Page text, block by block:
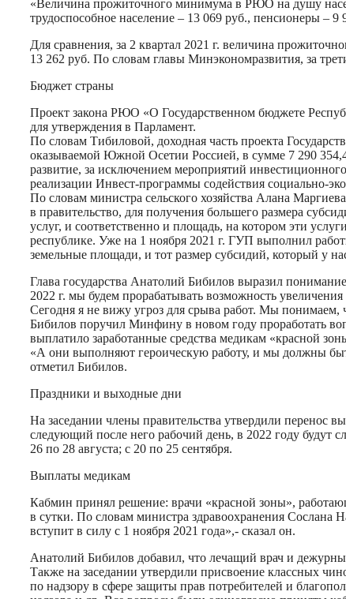
«Величина прожиточного минимума в РЮО на душу
трудоспособное население – 13 069 руб., пенсионеры –
Для сравнения, за 2 квартал 2021 г. величина
13 262 руб. По словам главы Минэкономразвития, за
Бюджет страны
Проект закона РЮО «О Государственном бюджете
для утверждения в Парламент.
По словам Тибиловой, доходная часть проекта
оказываемой Южной Осетии Россией, в сумме 7 290
развитие, за исключением мероприятий
реализации Инвест-программы содействия социально-
По словам министра сельского хозяйства Алана
в правительство, для получения большего размера
услуг, и соответственно и площадь, на котором эти
республике. Уже на 1 ноября 2021 г. ГУП выполнил
земельные площади, и тот размер субсидий, который у
Глава государства Анатолий Бибилов выразил
2022 г. мы будем прорабатывать возможность
Сегодня я не вижу угроз для срыва работ. Мы понимаем,
Бибилов поручил Минфину в новом году проработать
выплатило заработанные средства медикам «красной
«А они выполняют героическую работу, и мы должны
отметил Бибилов.
Праздники и выходные дни
На заседании члены правительства утвердили перенос
следующий после него рабочий день, в 2022 году будут
26 по 28 августа; с 20 по 25 сентября.
Выплаты медикам
Кабмин принял решение: врачи «красной зоны»,
в сутки. По словам министра здравоохранения Сослана
вступит в силу с 1 ноября 2021 года»,- сказал он.
Анатолий Бибилов добавил, что лечащий врач и
Также на заседании утвердили присвоение классных
по надзору в сфере защиты прав потребителей и